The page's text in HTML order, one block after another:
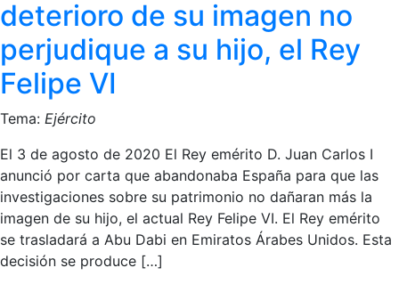
deterioro de su imagen no
perjudique a su hijo, el Rey
Felipe VI
Tema: Ejército
El 3 de agosto de 2020 El Rey emérito D. Juan Carlos I
anunció por carta que abandonaba España para que las
investigaciones sobre su patrimonio no dañaran más la
imagen de su hijo, el actual Rey Felipe VI. El Rey emérito
se trasladará a Abu Dabi en Emiratos Árabes Unidos. Esta
decisión se produce […]